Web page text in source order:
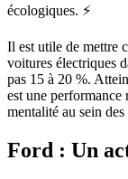
écologiques. ⚡
Il est utile de mettre
voitures électriques
pas 15 à 20 %.
est une performance
mentalité au sein
Ford : Un